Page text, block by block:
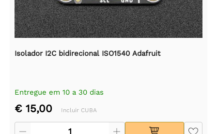
Isolador I2C bidirecional ISO1540 Adafruit
Entregue em 10 a 30 dias
€ 15,00 Incluir CUBA